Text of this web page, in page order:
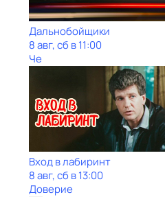
Дальнобойщики
8 авг, сб в 11:00
Че
Вход в лабиринт
8 авг, сб в 13:00
Доверие